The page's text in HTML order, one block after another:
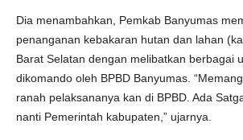
Dia menambahkan, Pemkab Banyumas
penanganan kebakaran hutan dan lahan
Barat Selatan dengan melibatkan berbagai
dikomando oleh BPBD Banyumas.
ranah pelaksananya kan di BPBD. Ada
nanti Pemerintah kabupaten,” ujarnya.